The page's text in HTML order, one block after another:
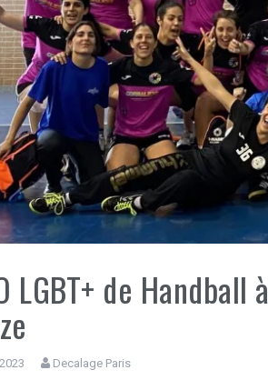
LGBT+ de
Decalage Paris